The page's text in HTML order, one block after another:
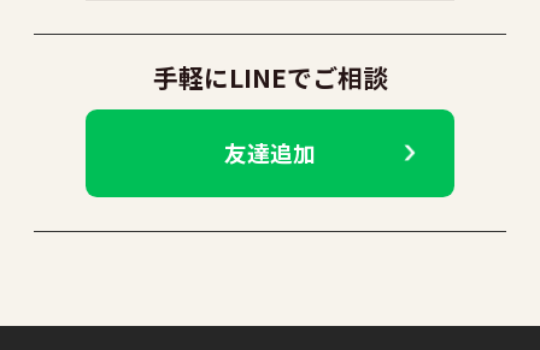
手軽にLINEでご相談
友達追加